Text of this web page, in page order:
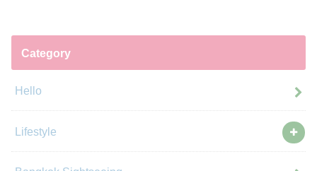
Category
Hello
Lifestyle